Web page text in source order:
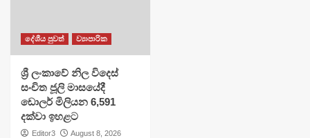
දේශීය පුවත් ව්‍යාපාරික
ශ්‍රී ලංකාවේ නිල විදෙස්
සංචිත ජූලි මාසයේදී
ඩොලර් මිලියන 6,591
දක්වා ඉහළට
Editor3
August 8, 2026